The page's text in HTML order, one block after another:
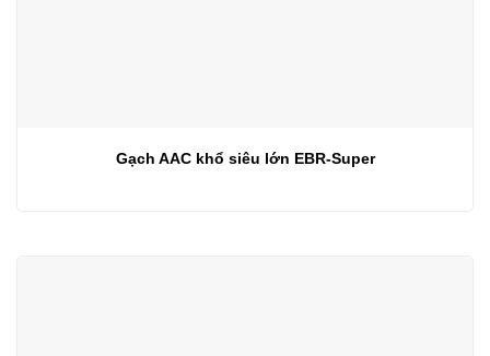
Gạch AAC khổ siêu lớn EBR-Super